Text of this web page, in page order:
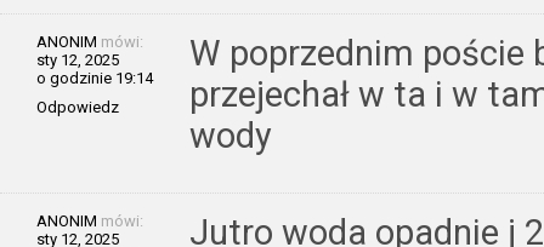
ANONIM mówi:
sty 12, 2025
o godzinie 19:14
Odpowiedz
W poprzednim poście
przejechał w ta i w
wody
ANONIM mówi:
sty 12, 2025
Jutro woda opadnie j